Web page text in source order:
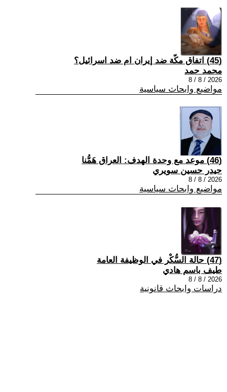
(45) اتفاق مكّة ضد إيران ام ضد اسرائيل؟
محمد حمد
2026 / 8 / 8
مواضيع وابحاث سياسية
(46) موعد مع وحدة الهدف: العراق هَمُّنا
حيدر حسين سويري
2026 / 8 / 8
مواضيع وابحاث سياسية
(47) حالة السُّكْر في الوظيفة العامة
طيف باسم هادي
2026 / 8 / 8
دراسات وابحاث قانونية